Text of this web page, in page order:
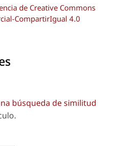
de Creative Commons
CompartirIgual 4.0
búsqueda de similitud